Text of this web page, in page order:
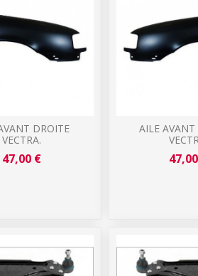
DROITE
VECTRA.
47,00 €
AILE AVANT